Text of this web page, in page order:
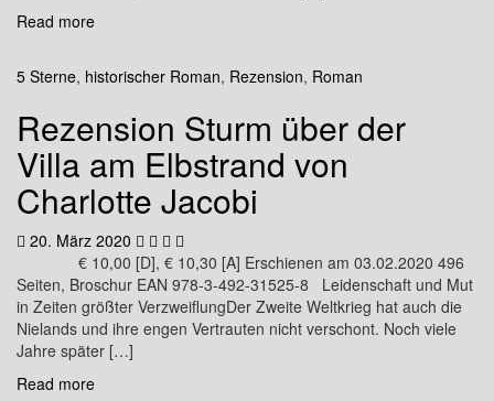
Read more
5 Sterne, historischer Roman, Rezension, Roman
Rezension Sturm über der
Villa am Elbstrand von
Charlotte Jacobi
20. März 2020
€ 10,00 [D], € 10,30 [A] Erschienen am 03.02.2020 496
Seiten, Broschur EAN 978-3-492-31525-8 Leidenschaft und Mut
in Zeiten größter VerzweiflungDer Zweite Weltkrieg hat auch die
Nielands und ihre engen Vertrauten nicht verschont. Noch viele
Jahre später […]
Read more